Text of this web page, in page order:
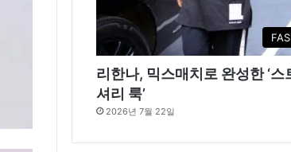
리한나, 믹스매치로 완성한 ‘스
셔리 룩’
2026년 7월 22일